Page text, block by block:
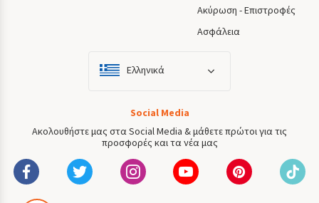
Ακύρωση - Επιστροφές
Ασφάλεια
Ελληνικά
Social Media
Ακολουθήστε μας στα Social Media & μάθετε πρώτοι για τις
προσφορές και τα νέα μας